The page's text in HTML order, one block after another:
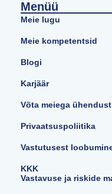
Menüü
Meie lugu
Meie kompetentsid
Blogi
Karjäär
Võta meiega ühendust
Privaatsuspoliitika
Vastutusest
KKK
Vastavuse ja riskide